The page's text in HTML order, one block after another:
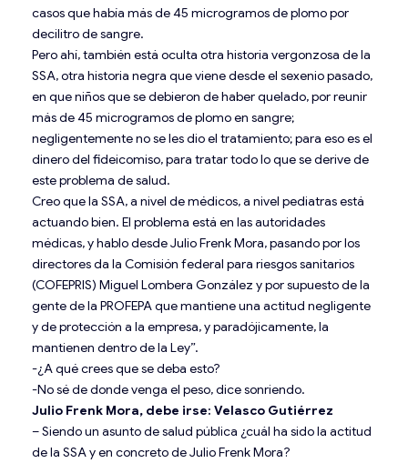
casos que había más de 45 microgramos de plomo por
decilitro de sangre.
Pero ahí, también está oculta otra historia vergonzosa de la
SSA, otra historia negra que viene desde el sexenio pasado,
en que niños que se debieron de haber quelado, por reunir
más de 45 microgramos de plomo en sangre;
negligentemente no se les dio el tratamiento; para eso es el
dinero del fideicomiso, para tratar todo lo que se derive de
este problema de salud.
Creo que la SSA, a nivel de médicos, a nivel pediatras está
actuando bien. El problema está en las autoridades
médicas, y hablo desde Julio Frenk Mora, pasando por los
directores da la Comisión federal para riesgos sanitarios
(COFEPRIS) Miguel Lombera González y por supuesto de la
gente de la PROFEPA que mantiene una actitud negligente
y de protección a la empresa, y paradójicamente, la
mantienen dentro de la Ley”.
-¿A qué crees que se deba esto?
-No sé de donde venga el peso, dice sonriendo.
Julio Frenk Mora, debe irse: Velasco Gutiérrez
– Siendo un asunto de salud pública ¿cuál ha sido la actitud
de la SSA y en concreto de Julio Frenk Mora?